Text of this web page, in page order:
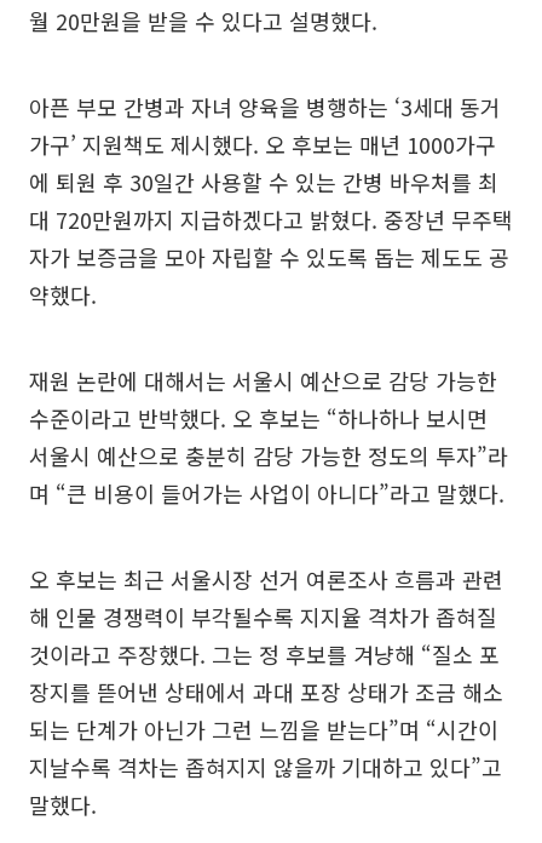
월 20만원을 받을 수 있다고 설명했다.
아픈 부모 간병과 자녀 양육을 병행하는 ‘3세대 동거
가구’ 지원책도 제시했다. 오 후보는 매년 1000가구
에 퇴원 후 30일간 사용할 수 있는 간병 바우처를 최
대 720만원까지 지급하겠다고 밝혔다. 중장년 무주택
자가 보증금을 모아 자립할 수 있도록 돕는 제도도 공
약했다.
재원 논란에 대해서는 서울시 예산으로 감당 가능한
수준이라고 반박했다. 오 후보는 “하나하나 보시면
서울시 예산으로 충분히 감당 가능한 정도의 투자”라
며 “큰 비용이 들어가는 사업이 아니다”라고 말했다.
오 후보는 최근 서울시장 선거 여론조사 흐름과 관련
해 인물 경쟁력이 부각될수록 지지율 격차가 좁혀질
것이라고 주장했다. 그는 정 후보를 겨냥해 “질소 포
장지를 뜯어낸 상태에서 과대 포장 상태가 조금 해소
되는 단계가 아닌가 그런 느낌을 받는다”며 “시간이
지날수록 격차는 좁혀지지 않을까 기대하고 있다”고
말했다.